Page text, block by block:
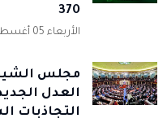
370
الأربعاء 05 أغسطس 2026
مجلس
العدل
التجاذبات